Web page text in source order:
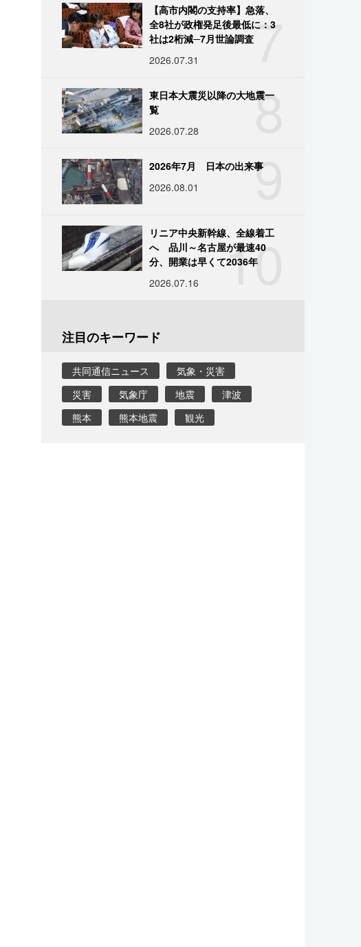
7
【高市内閣の支持率】急落、
全8社が政権発足後最低に：3
社は2桁減─7月世論調査
2026.07.31
8
東日本大震災以降の大地震一
覧
2026.07.28
9
2026年7月 日本の出来事
2026.08.01
10
リニア中央新幹線、全線着工
へ 品川～名古屋が最速40
分、開業は早くて2036年
2026.07.16
注目のキーワード
共同通信ニュース
気象・災害
災害
気象庁 地震
津波
熊本
熊本地震 観光